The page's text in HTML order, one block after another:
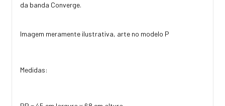
da banda Converge.
Imagem meramente ilustrativa, arte no modelo P
Medidas: